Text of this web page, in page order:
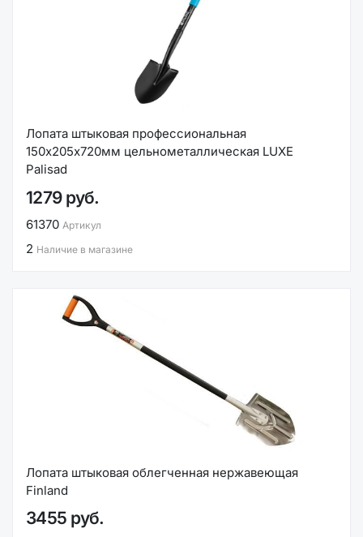
Лопата штыковая профессиональная
150х205х720мм цельнометаллическая LUXE
Palisad
1279 руб.
61370 Артикул
2 Наличие в магазине
Лопата штыковая облегченная нержавеющая
Finland
3455 руб.